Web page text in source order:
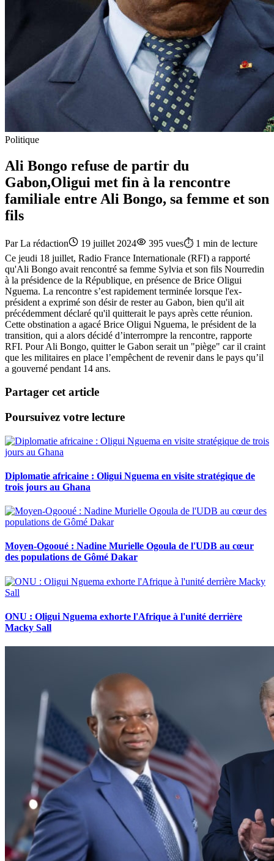
Politique
Ali Bongo refuse de partir du
Gabon,Oligui met fin à la rencontre
familiale entre Ali Bongo, sa femme et son
fils
ParLa rédaction 19 juillet 2024 395 vues⏱️ 1 min de lecture
Ce jeudi 18 juillet, Radio France Internationale (RFI) a rapporté
qu'Ali Bongo avait rencontré sa femme Sylvia et son fils Nourredin
à la présidence de la République, en présence de Brice Oligui
Nguema. La rencontre s’est rapidement terminée lorsque l'ex-
président a exprimé son désir de rester au Gabon, bien qu'il ait
précédemment déclaré qu'il quitterait le pays après cette réunion.
Cette obstination a agacé Brice Oligui Nguema, le président de la
transition, qui a alors décidé d’interrompre la rencontre, rapporte
RFI. Pour Ali Bongo, quitter le Gabon serait un "piège" car il craint
que les militaires en place l’empêchent de revenir dans le pays qu’il
a gouverné pendant 14 ans.
Partager cet article
Poursuivez votre lecture
Diplomatie africaine : Oligui Nguema en visite stratégique de
trois jours au Ghana
Moyen-Ogooué : Nadine Murielle Ogoula de l'UDB au cœur
des populations de Gômé Dakar
ONU : Oligui Nguema exhorte l'Afrique à l'unité derrière
Macky Sall